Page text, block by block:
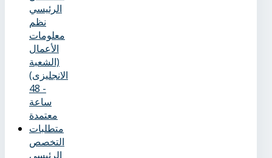
الرئيسي
نظم
معلومات
الأعمال
(الشعبة
الانجليزى)
- 48
ساعة
معتمدة
متطلبات
التخصص
الرئيسي